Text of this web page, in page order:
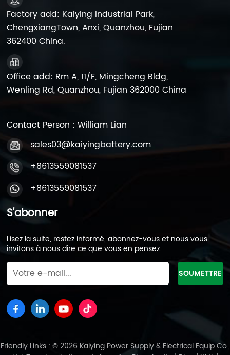
Factory add: Kaiying Industrial Park,
ChengxiangTown, Anxi, Quanzhou, Fujian
362400 China.
Office add: Rm A, 11/F, Mingcheng Bldg,
Wenling Rd, Quanzhou, Fujian 362000 China
Contact Person : William Lian
sales03@kaiyingbattery.com
+8613559081537
+8613559081537
S'abonner
Lisez la suite, restez informé, abonnez-vous et nous vous
invitons à nous dire ce que vous en pensez.
Friendly Links : © 2026 Kaiying Power Supply & Electrical Equip Co.,